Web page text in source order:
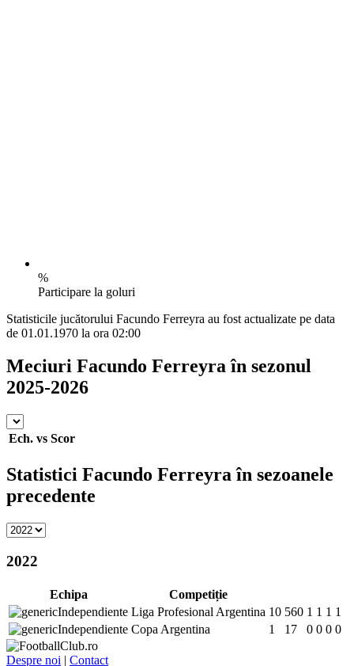
%
Participare la goluri
Statisticile jucătorului Facundo Ferreyra au fost actualizate pe data
de 01.01.1970 la ora 02:00
Meciuri Facundo Ferreyra în sezonul
2025-2026
Ech. vs Scor
Statistici Facundo Ferreyra în sezoanele
precedente
2022
Echipa
Competiție
Independiente Liga Profesional Argentina 10 560 1 1 1 1
Independiente Copa Argentina 1 17 0 0 0 0
Despre noi | Contact